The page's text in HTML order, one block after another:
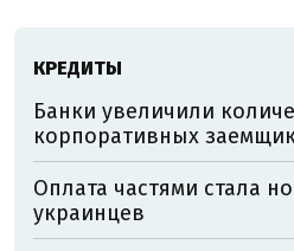
КРЕДИТЫ
Банки увеличили
корпоративных
Оплата частями стала
украинцев